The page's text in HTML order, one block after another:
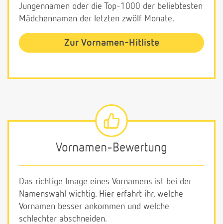
Jungennamen oder die Top-1000 der beliebtesten
Mädchennamen der letzten zwölf Monate.
Zur Vornamen-Hitliste
Vornamen-Bewertung
Das richtige Image eines Vornamens ist bei der
Namenswahl wichtig. Hier erfahrt ihr, welche
Vornamen besser ankommen und welche
schlechter abschneiden.